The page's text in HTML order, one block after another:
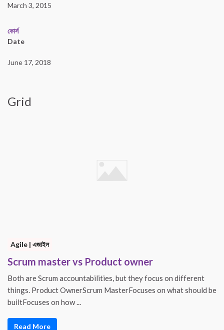
March 3, 2015
কোর্স
Date
June 17, 2018
Grid
Agile | এজাইল
Scrum master vs Product owner
Both are Scrum accountabilities, but they focus on different
things. Product OwnerScrum MasterFocuses on what should be
builtFocuses on how ...
Read More